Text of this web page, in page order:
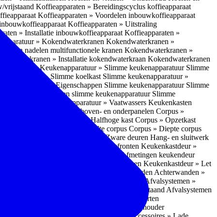
vrijstaand Koffieapparaten » Bereidingscyclus koffieapparaat
Koffieapparaten » Voordelen inbouwkoffieapparaat
Koffieapparaten » Uitstraling
» Installatie inbouwkoffieapparaat Koffieapparaten »
» Kokendwaterkranen Kokendwaterkranen »
en nadelen multifunctionele kranen Kokendwaterkranen »
» Installatie kokendwaterkraan Kokendwaterkranen
» OvensKeukenapparatuur » Slimme keukenapparatuur Slimme
» Slimme koelkast Slimme keukenapparatuur »
» Eigenschappen Slimme keukenapparatuur Slimme
» Nadelen slimme keukenapparatuur Slimme
Keukenapparatuur » Vaatwassers Keukenkasten
Corpus » Buitenkant zij-, boven- en onderpanelen Corpus »
Corpus » Halfhoge kast Corpus » Opzetkast
Corpus » Breedte corpus Corpus » Diepte corpus
Hang- en sluitwerk » Zware deuren Hang- en sluitwerk
» Soorten deur- en ladefronten Keukenkastdeur »
Keukenkastdeur » Afmetingen keukendeur
Keukenkastdeur » Deurgrepen Keukenkastdeur » Let
Achterwanden » Nadelen achterwanden Achterwanden »
Afvalsystemen »
Afvalsystemen » Vrijstaand Afvalsystemen
Inbouwaccessoires » Soorten
Inbouwaccessoires » Handdoekhouder